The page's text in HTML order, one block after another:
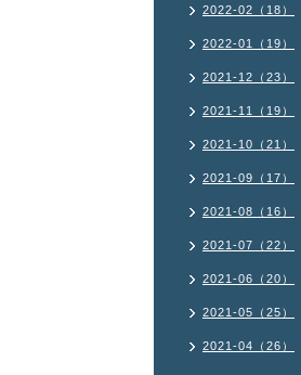
2022-02（18）
2022-01（19）
2021-12（23）
2021-11（19）
2021-10（21）
2021-09（17）
2021-08（16）
2021-07（22）
2021-06（20）
2021-05（25）
2021-04（26）